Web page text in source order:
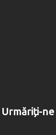
Urmăriți-ne